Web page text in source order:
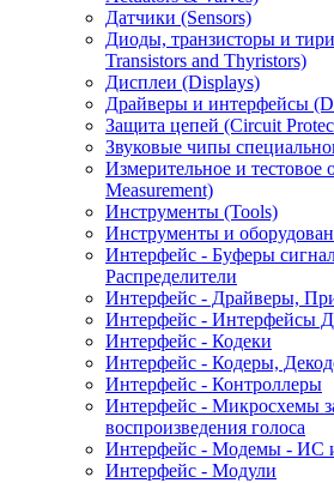
Датчики (Sensors)
Диоды, транзисторы и
Transistors and Thyristors)
Дисплеи (Displays)
Драйверы и интерфейсы
Защита цепей (Circuit
Звуковые чипы
Измерительное и тестовое
Measurement)
Инструменты (Tools)
Инструменты и
Интерфейс - Буферы
Распределители
Интерфейс - Драйверы,
Интерфейс - Интерфейсы
Интерфейс - Кодеки
Интерфейс - Кодеры,
Интерфейс - Контроллеры
Интерфейс - Микросхемы
воспроизведения голоса
Интерфейс - Модемы - ИС
Интерфейс - Модули